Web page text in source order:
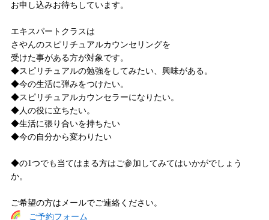
お申し込みお待ちしています。
エキスパートクラスは
さやんのスピリチュアルカウンセリングを
受けた事がある方が対象です。
◆スピリチュアルの勉強をしてみたい、興味がある。
◆今の生活に弾みをつけたい。
◆スピリチュアルカウンセラーになりたい。
◆人の役に立ちたい。
◆生活に張り合いを持ちたい
◆今の自分から変わりたい
◆の1つでも当てはまる方はご参加してみてはいかがでしょう
か。
ご希望の方はメールでご連絡ください。
ご予約フォーム